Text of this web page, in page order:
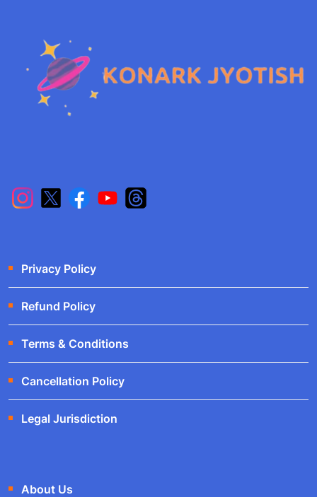
Privacy Policy
Refund Policy
Terms & Conditions
Cancellation Policy
Legal Jurisdiction
About Us